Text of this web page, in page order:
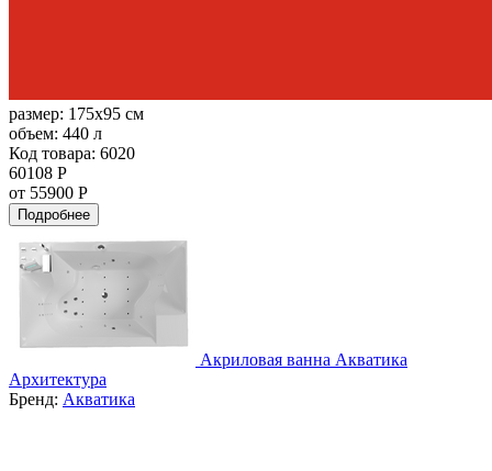
размер: 175x95 см
объем: 440 л
Код товара: 6020
60108 Р
от 55900 Р
Подробнее
Акриловая ванна Акватика
Архитектура
Бренд: Акватика